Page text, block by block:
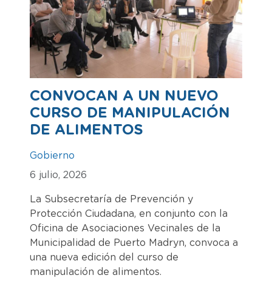
CONVOCAN A UN NUEVO
CURSO DE MANIPULACIÓN
DE ALIMENTOS
Gobierno
6 julio, 2026
La Subsecretaría de Prevención y
Protección Ciudadana, en conjunto con la
Oficina de Asociaciones Vecinales de la
Municipalidad de Puerto Madryn, convoca a
una nueva edición del curso de
manipulación de alimentos.